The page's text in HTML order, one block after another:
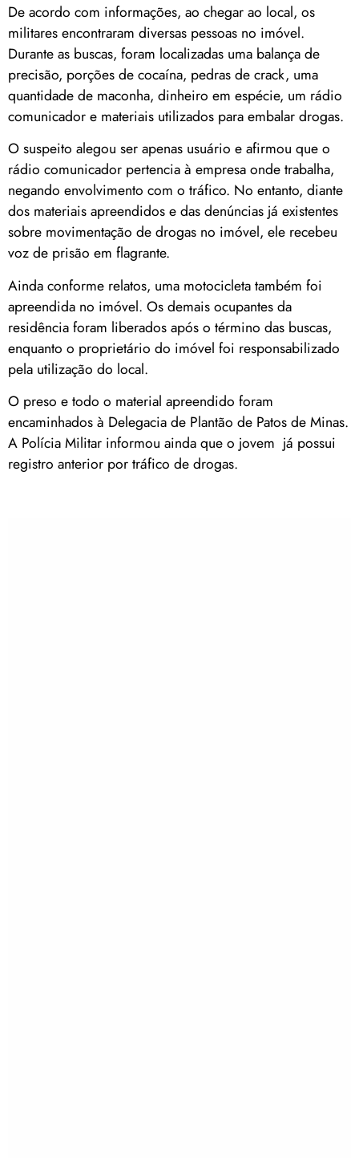
De acordo com informações, ao chegar ao local, os
militares encontraram diversas pessoas no imóvel.
Durante as buscas, foram localizadas uma balança de
precisão, porções de cocaína, pedras de crack, uma
quantidade de maconha, dinheiro em espécie, um rádio
comunicador e materiais utilizados para embalar drogas.
O suspeito alegou ser apenas usuário e afirmou que o
rádio comunicador pertencia à empresa onde trabalha,
negando envolvimento com o tráfico. No entanto, diante
dos materiais apreendidos e das denúncias já existentes
sobre movimentação de drogas no imóvel, ele recebeu
voz de prisão em flagrante.
Ainda conforme relatos, uma motocicleta também foi
apreendida no imóvel. Os demais ocupantes da
residência foram liberados após o término das buscas,
enquanto o proprietário do imóvel foi responsabilizado
pela utilização do local.
O preso e todo o material apreendido foram
encaminhados à Delegacia de Plantão de Patos de Minas.
A Polícia Militar informou ainda que o jovem já possui
registro anterior por tráfico de drogas.